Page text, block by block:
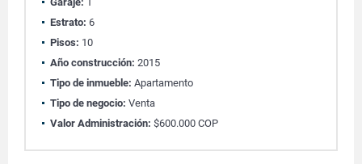
Estrato: 6
Pisos: 10
Año construcción: 2015
Tipo de inmueble: Apartamento
Tipo de negocio: Venta
Valor Administración: $600.000 COP